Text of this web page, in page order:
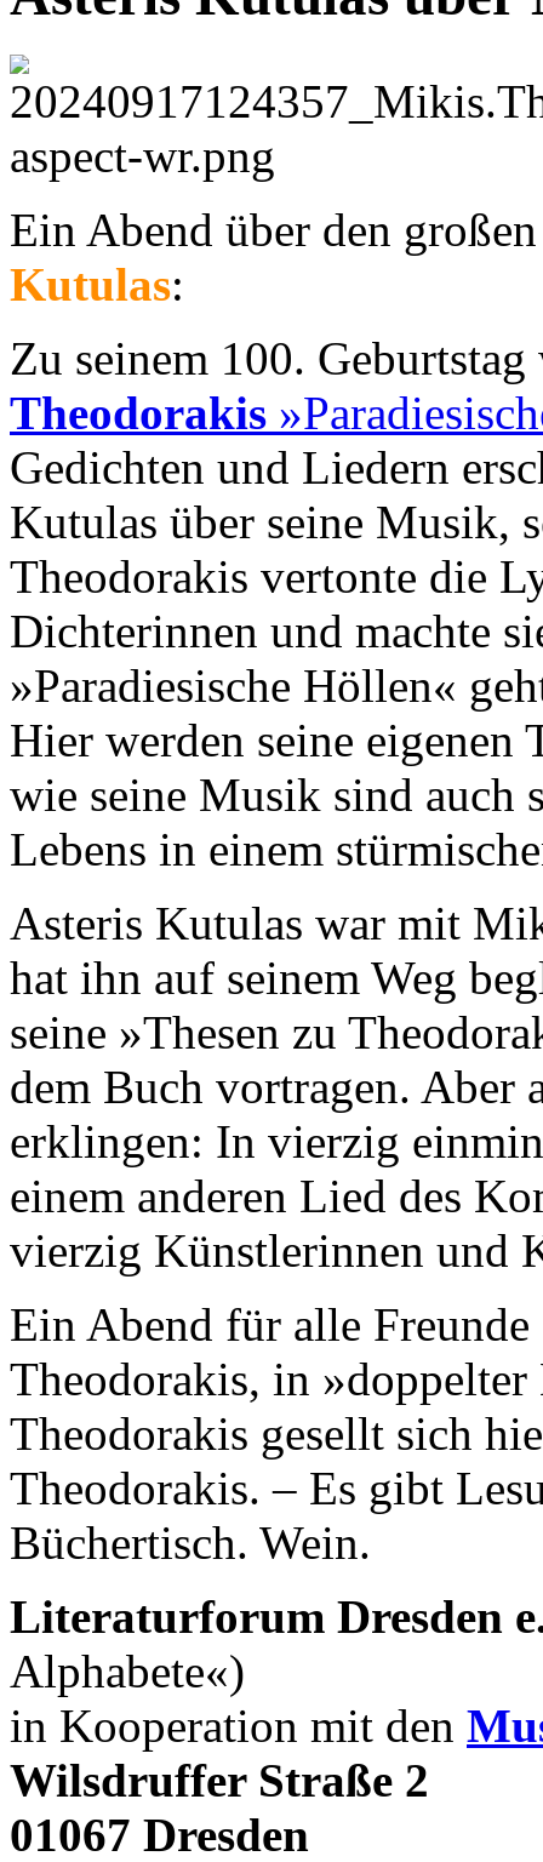
Ein Abend über den
Kutulas:
Zu seinem 100.
Theodorakis
Gedichten und Liedern
Kutulas über seine Musik,
Theodorakis vertonte die
Dichterinnen und machte
»Paradiesische Höllen«
Hier werden seine eigenen
wie seine Musik sind auch
Lebens in einem
Asteris Kutulas war mit
hat ihn auf seinem Weg
seine »Thesen zu
dem Buch vortragen.
erklingen: In vierzig
einem anderen Lied des
vierzig Künstlerinnen und
Ein Abend für alle
Theodorakis, in
Theodorakis gesellt sich
Theodorakis. – Es gibt
Büchertisch. Wein.
Literaturforum Dresden
Alphabete«)
in Kooperation mit den
Wilsdruffer Straße 2
01067 Dresden